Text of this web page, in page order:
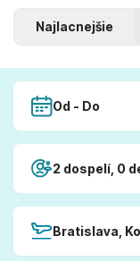
Najlacnejšie
Od - Do
2 dospelí, 0
Bratislava,